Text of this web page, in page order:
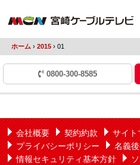
ホーム › 2015 ›01
0800-300-8585
会社概要 契約約款 サイト
プライバシーポリシー
名義
情報セキュリティ基本方針